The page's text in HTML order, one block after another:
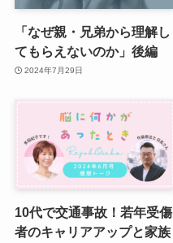
「なぜ親・兄弟から理解し
てもらえないのか」後編
2024年7月29日
10代で交通事故！若年受傷
者のキャリアアップと家族